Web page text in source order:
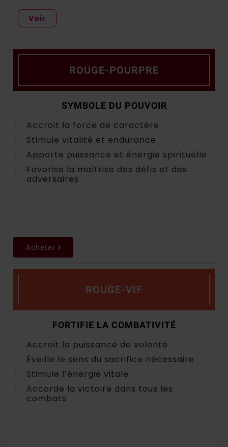
Voir
ROUGE-POURPRE
SYMBOLE DU POUVOIR
Accroit la force de caractère
Stimule vitalité et endurance
Apporte puissance et énergie spirituelle
Favorise la maîtrise des défis et des
adversaires
Acheter
ROUGE-VIF
FORTIFIE LA COMBATIVITÉ
Accroit la puissance de volonté
Éveille le sens du sacrifice nécessaire
Stimule l’énergie vitale
Accorde la victoire dans tous les
combats